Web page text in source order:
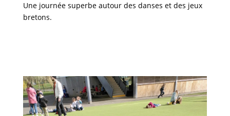
Une journée superbe autour des danses et des jeux
bretons.